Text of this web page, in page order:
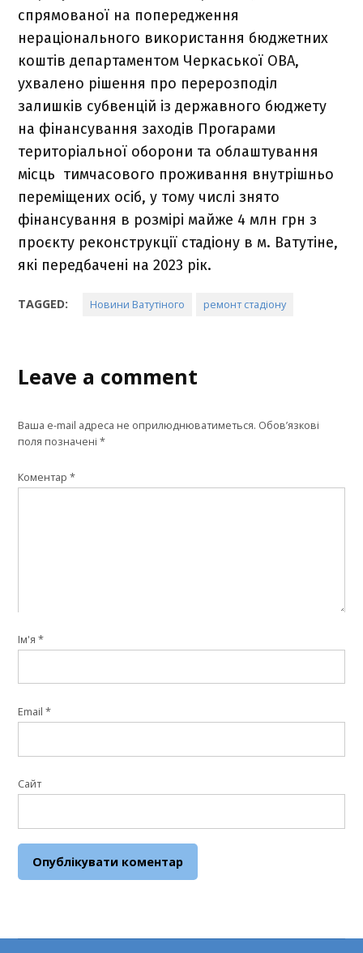
спрямованої на попередження
нераціонального використання бюджетних
коштів департаментом Черкаської ОВА,
ухвалено рішення про перерозподіл
залишків субвенцій із державного бюджету
на фінансування заходів Прогарами
територіальної оборони та облаштування
місць тимчасового проживання внутрішньо
переміщених осіб, у тому числі знято
фінансування в розмірі майже 4 млн грн з
проєкту реконструкції стадіону в м. Ватутіне,
які передбачені на 2023 рік.
TAGGED: Новини Ватутіного ремонт стадіону
Leave a comment
Ваша e-mail адреса не оприлюднюватиметься. Обов’язкові
поля позначені*
Коментар*
Ім'я*
Email*
Сайт